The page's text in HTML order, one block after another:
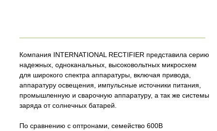
Компания INTERNATIONAL RECTIFIER представила серию
надежных, одноканальных, высоковольтных микросхем
для широкого спектра аппаратуры, включая привода,
аппаратуру освещения, импульсные источники питания,
промышленную и сварочную аппаратуру, а так же системы
заряда от солнечных батарей.
По сравнению с оптронами, семейство 600В